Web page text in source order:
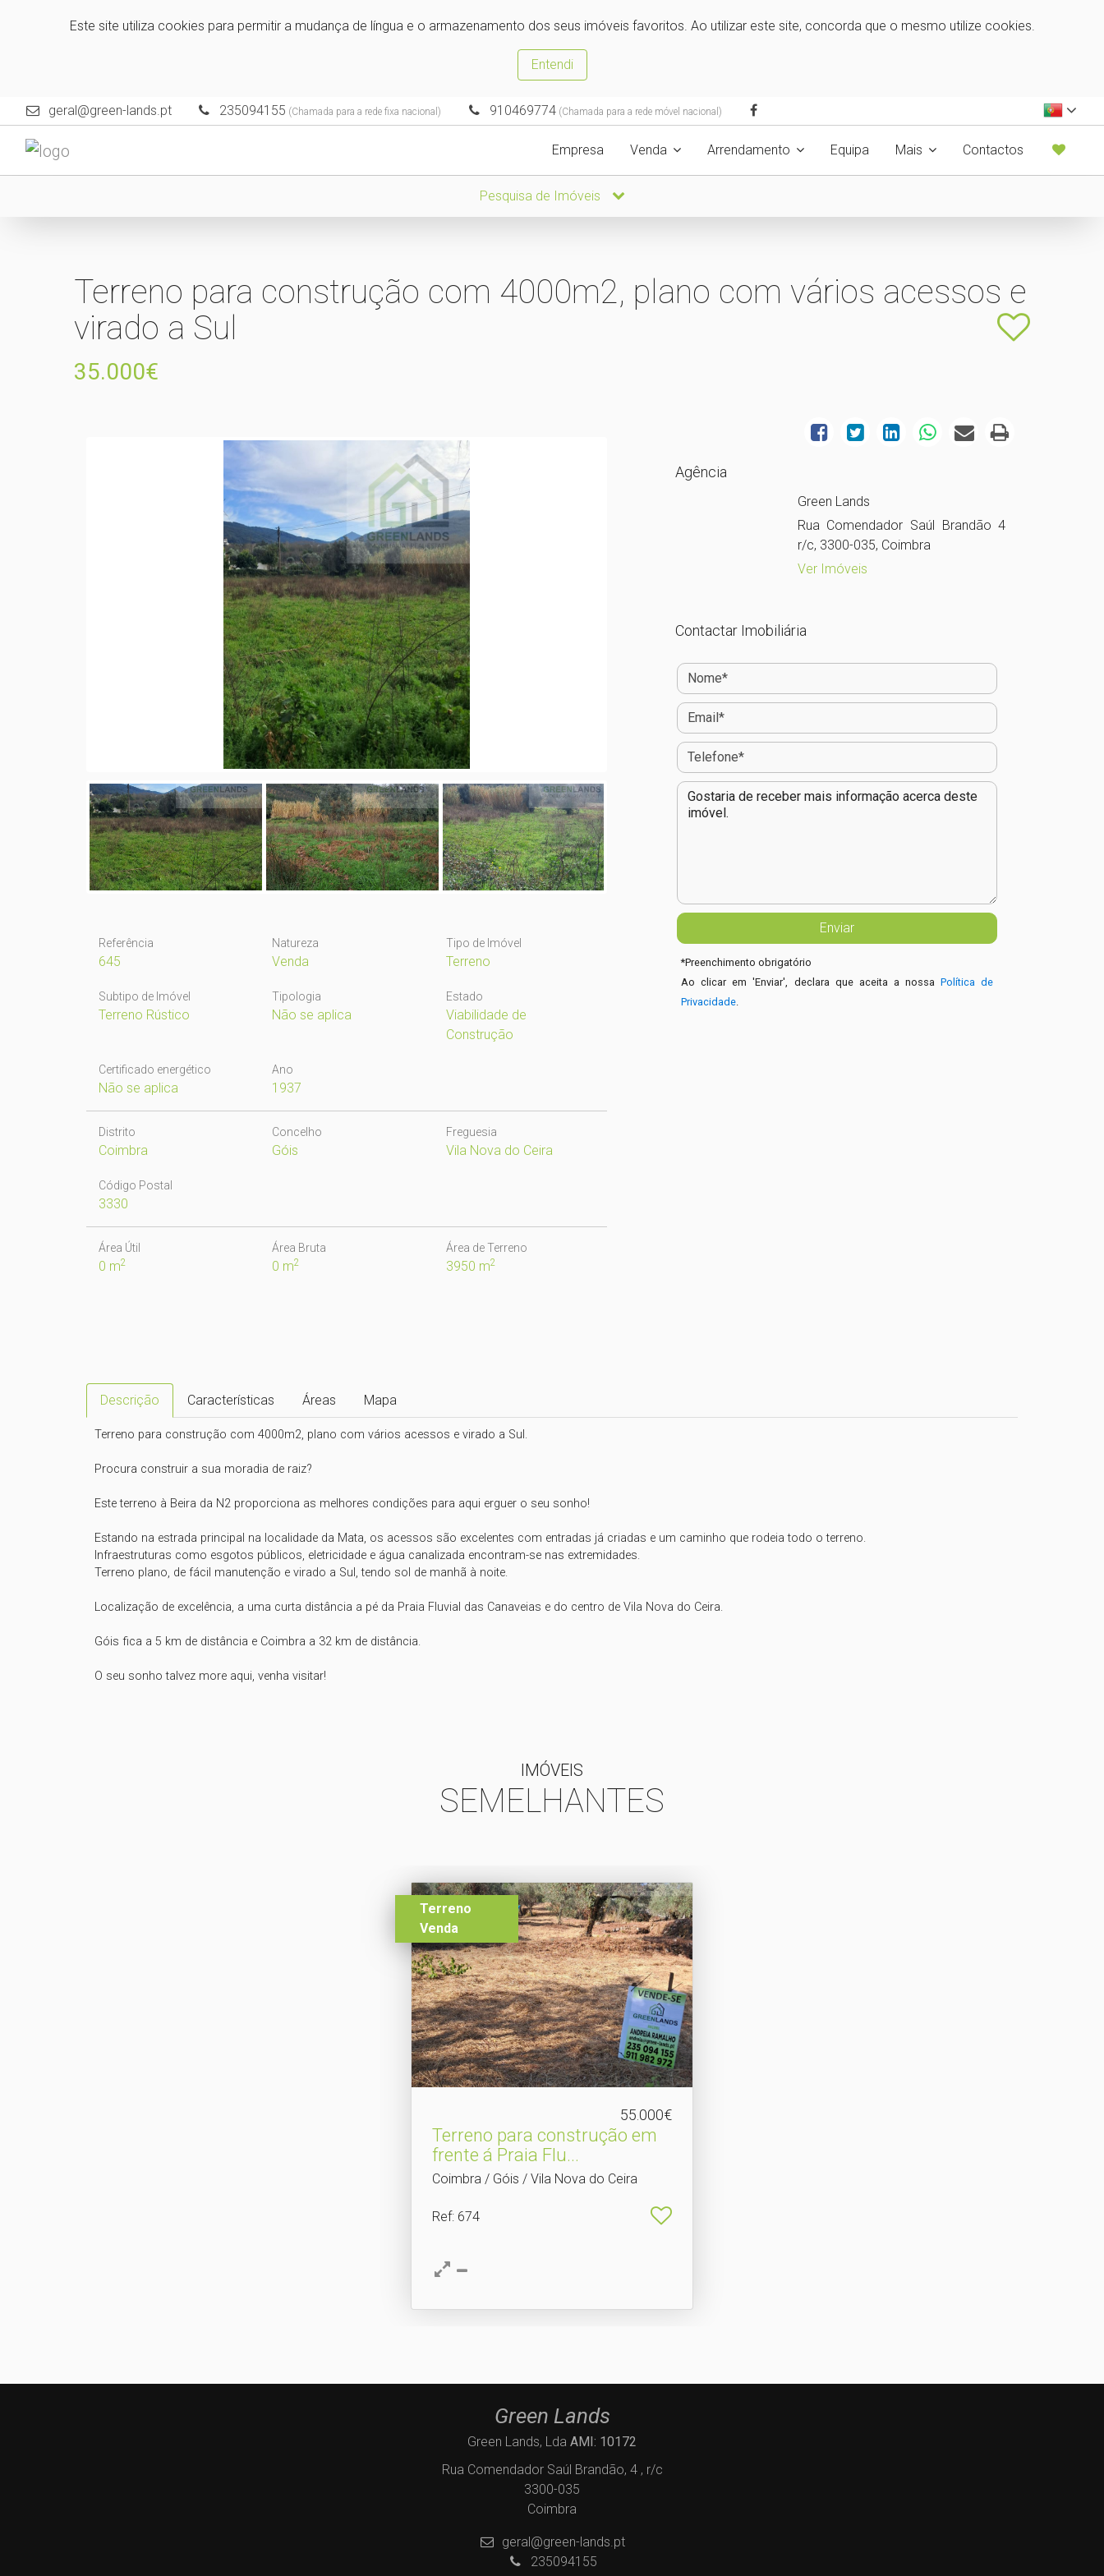
Este site utiliza cookies para permitir a mudança de língua e o armazenamento dos seus imóveis favoritos. Ao utilizar este site, concorda que o mesmo utilize cookies.
Entendi
geral@green-lands.pt 235094155 (Chamada para a rede fixa nacional) 910469774(Chamada para a rede móvel nacional)
Empresa Venda Arrendamento Equipa Mais Contactos
Pesquisa de Imóveis
Terreno para construção com 4000m2, plano com vários acessos e
virado a Sul
35.000€
Referência
645
Natureza
Venda
Tipo de Imóvel
Terreno
Subtipo de Imóvel
Terreno Rústico
Tipologia
Não se aplica
Estado
Viabilidade de
Construção
Certificado energético
Não se aplica
Ano
1937
Distrito
Coimbra
Concelho
Góis
Freguesia
Vila Nova do Ceira
Código Postal
3330
Área Útil
0 m2
Área Bruta
0 m2
Área de Terreno
3950 m2
Agência
Green Lands
Rua Comendador Saúl Brandão 4
r/c, 3300-035, Coimbra
Ver Imóveis
Contactar Imobiliária
*Preenchimento obrigatório
Ao clicar em 'Enviar', declara que aceita a nossaPolítica de
Privacidade.
Descrição Características Áreas Mapa
Terreno para construção com 4000m2, plano com vários acessos e virado a Sul.
Procura construir a sua moradia de raiz?
Este terreno à Beira da N2 proporciona as melhores condições para aqui erguer o seu sonho!
Estando na estrada principal na localidade da Mata, os acessos são excelentes com entradas já criadas e um caminho que rodeia todo o terreno.
Infraestruturas como esgotos públicos, eletricidade e água canalizada encontram-se nas extremidades.
Terreno plano, de fácil manutenção e virado a Sul, tendo sol de manhã à noite.
Localização de excelência, a uma curta distância a pé da Praia Fluvial das Canaveias e do centro de Vila Nova do Ceira.
Góis fica a 5 km de distância e Coimbra a 32 km de distância.
O seu sonho talvez more aqui, venha visitar!
IMÓVEIS
SEMELHANTES
Terreno
Venda
55.000€
Terreno para construção em
frente á Praia Flu.​..
Coimbra / Góis / Vila Nova do Ceira
Ref: 674
Green Lands
Green Lands, Lda AMI: 10172
Rua Comendador Saúl Brandão, 4 , r/c
3300-035
Coimbra
geral@green-lands.pt
235094155